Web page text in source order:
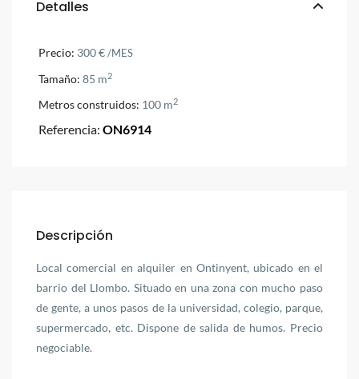
Detalles
Precio: 300 €/MES
Tamaño: 85 m2
Metros construidos: 100 m2
Referencia: ON6914
Descripción
Local comercial en alquiler en Ontinyent, ubicado en el
barrio del Llombo. Situado en una zona con mucho paso
de gente, a unos pasos de la universidad, colegio, parque,
supermercado, etc. Dispone de salida de humos. Precio
negociable.